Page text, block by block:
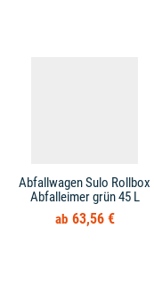
Abfallwagen Sulo Rollbox
Abfalleimer grün 45 L
63,56 €